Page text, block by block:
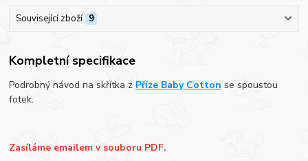
Související zboží 9
Kompletní specifikace
Podrobný návod na skřítka z Příze Baby Cotton se spoustou
fotek.
Zasíláme emailem v souboru PDF.